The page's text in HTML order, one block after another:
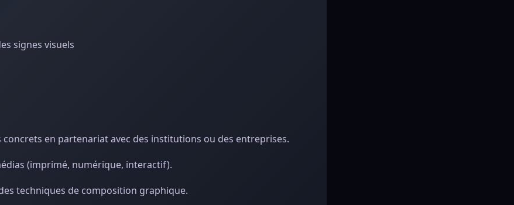
signes visuels
en partenariat avec des institutions ou des entreprises.
(imprimé, numérique, interactif).
techniques de composition graphique.